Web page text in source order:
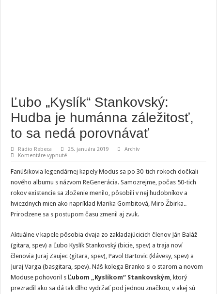
Ľubo „Kyslík“ Stankovský:
Hudba je humánna záležitosť,
to sa nedá porovnávať
Rádio Rebeca 25. januára 2019
Archív
Komentáre vypnuténa
„Kyslík“
Stankovský:
Hudba
je
humánna
to
sa
nedá
Fanúšikovia legendárnej kapely Modus sa po 30-tich rokoch dočkali
nového albumu s názvom ReGenerácia. Samozrejme, počas 50-tich
rokov existencie sa zloženie menilo, pôsobili v nej hudobníkov a
hviezdnych mien ako napríklad Marika Gombitová, Miro Žbirka..
Prirodzene sa s postupom času zmenil aj zvuk.
Aktuálne v kapele pôsobia dvaja zo zakladajúcicich členov Ján Baláž
(gitara, spev) a Ľubo Kyslík Stankovský (bicie, spev) a traja noví
členovia Juraj Zaujec (gitara, spev), Pavol Bartovic (klávesy, spev) a
Juraj Varga (basgitara, spev). Náš kolega Branko si o starom a novom
Moduse pohovoril s Ľubom „Kyslíkom“ Stankovským , ktorý
prezradil ako sa dá tak dlho vydržať pod jednou značkou, v akej sú